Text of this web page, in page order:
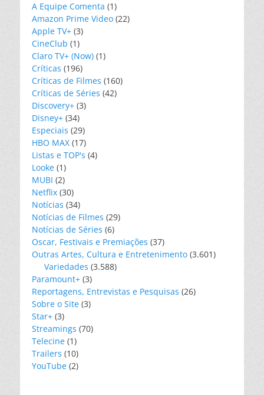
A Equipe Comenta (1)
Amazon Prime Video (22)
Apple TV+ (3)
CineClub (1)
Claro TV+ (Now) (1)
Críticas (196)
Críticas de Filmes (160)
Críticas de Séries (42)
Discovery+ (3)
Disney+ (34)
Especiais (29)
HBO MAX (17)
Listas e TOP's (4)
Looke (1)
MUBI (2)
Netflix (30)
Notícias (34)
Notícias de Filmes (29)
Notícias de Séries (6)
Oscar, Festivais e Premiações (37)
Outras Artes, Cultura e Entretenimento (3.601)
Variedades (3.588)
Paramount+ (3)
Reportagens, Entrevistas e Pesquisas (26)
Sobre o Site (3)
Star+ (3)
Streamings (70)
Telecine (1)
Trailers (10)
YouTube (2)